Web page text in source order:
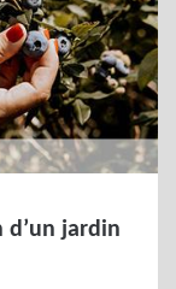
d’un jardin